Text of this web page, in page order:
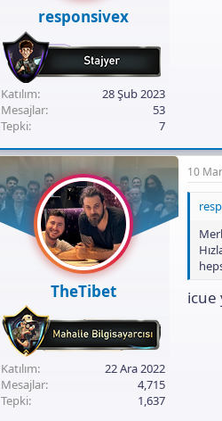
a
responsivex
Katılım
28 Şub 2023
Mesajlar
53
Tepki
7
TheTibet
Katılım
22 Ara 2022
Mesajlar
4,715
Tepki
1,637
10
icue